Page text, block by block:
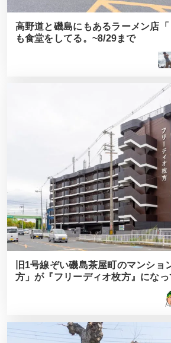
高野道と磯島にもあるラーメン店
も食堂をしてる。~8/29まで
旧1号線ぞい磯島茶屋町のマンショ
方」が『フリーディオ枚方』になっ